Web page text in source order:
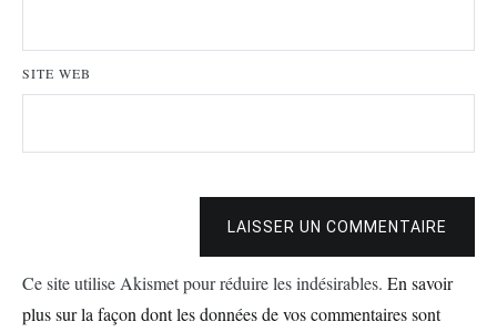
SITE WEB
LAISSER UN COMMENTAIRE
Ce site utilise Akismet pour réduire les indésirables. En savoir
plus sur la façon dont les données de vos commentaires sont